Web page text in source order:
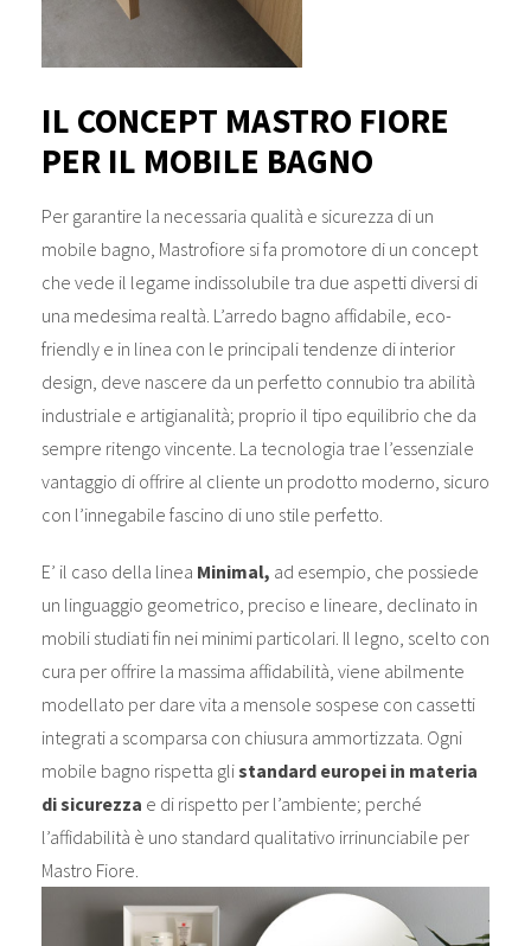
IL CONCEPT MASTRO FIORE
PER IL MOBILE BAGNO
Per garantire la necessaria qualità e sicurezza di un
mobile bagno, Mastrofiore si fa promotore di un concept
che vede il legame indissolubile tra due aspetti diversi di
una medesima realtà. L’arredo bagno affidabile, eco-
friendly e in linea con le principali tendenze di interior
design, deve nascere da un perfetto connubio tra abilità
industriale e artigianalità; proprio il tipo equilibrio che da
sempre ritengo vincente. La tecnologia trae l’essenziale
vantaggio di offrire al cliente un prodotto moderno, sicuro
con l’innegabile fascino di uno stile perfetto.
E’ il caso della linea Minimal, ad esempio, che possiede
un linguaggio geometrico, preciso e lineare, declinato in
mobili studiati fin nei minimi particolari. Il legno, scelto con
cura per offrire la massima affidabilità, viene abilmente
modellato per dare vita a mensole sospese con cassetti
integrati a scomparsa con chiusura ammortizzata. Ogni
mobile bagno rispetta glistandard europei in materia
di sicurezza e di rispetto per l’ambiente; perché
l’affidabilità è uno standard qualitativo irrinunciabile per
Mastro Fiore.